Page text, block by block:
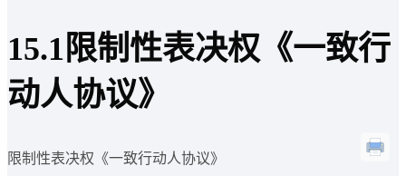
15.1限制性表决权《一致行
动人协议》
限制性表决权《一致行动人协议》